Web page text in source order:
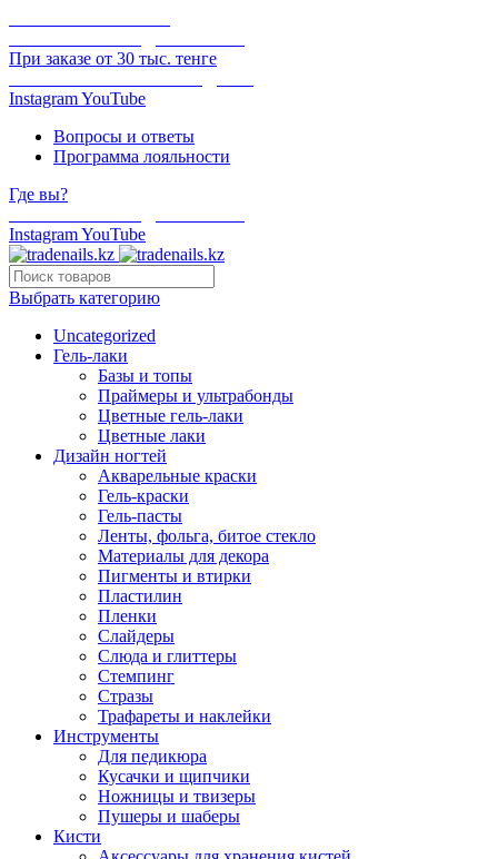
При заказе от 30 тыс. тенге
InstagramYouTube
Вопросы и ответы
Программа лояльности
Где вы?
InstagramYouTube
Выбрать категорию
Uncategorized
Гель-лаки
Базы и топы
Праймеры и ультрабонды
Цветные гель-лаки
Цветные лаки
Дизайн ногтей
Акварельные краски
Гель-краски
Гель-пасты
Ленты, фольга, битое стекло
Материалы для декора
Пигменты и втирки
Пластилин
Пленки
Слайдеры
Слюда и глиттеры
Стемпинг
Стразы
Трафареты и наклейки
Инструменты
Для педикюра
Кусачки и щипчики
Ножницы и твизеры
Пушеры и шаберы
Кисти